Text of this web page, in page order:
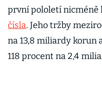
první pololetí nicméně
čísla. Jeho tržby
na 13,8 miliardy korun
118 procent na 2,4